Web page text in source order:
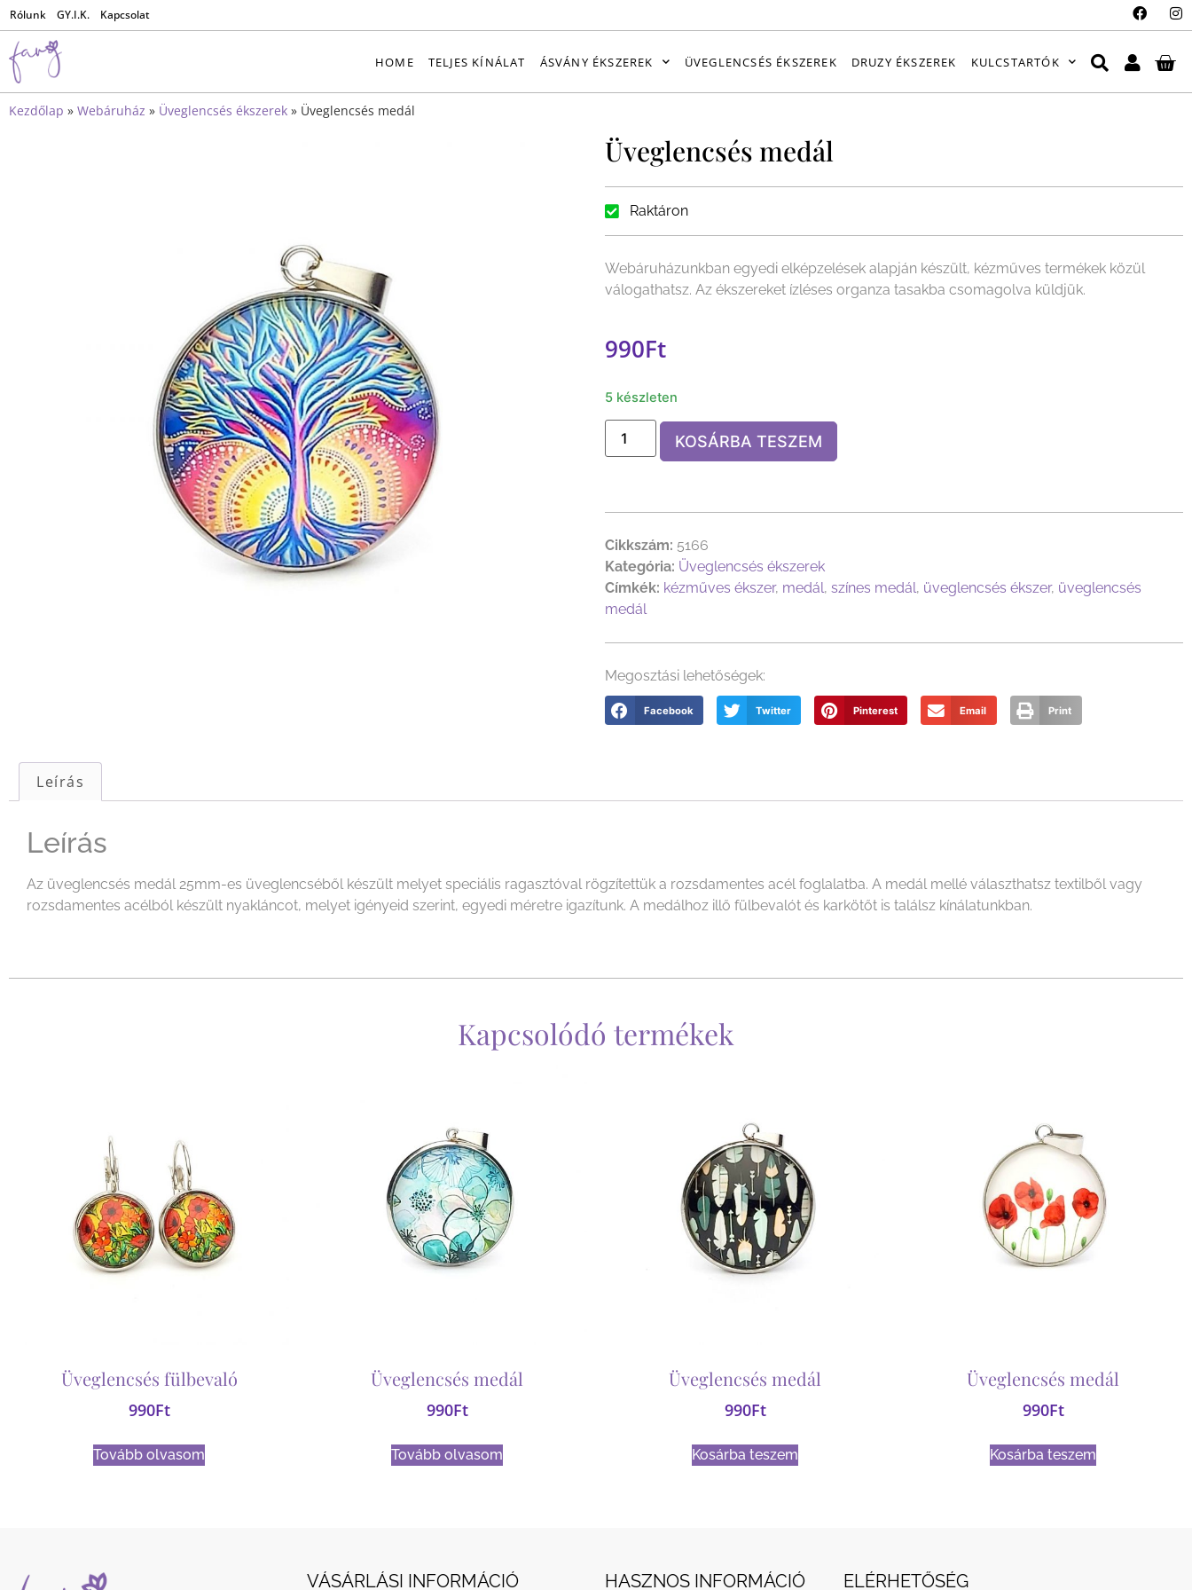
Rólunk GY.I.K. Kapcsolat
HOME TELJES KÍNÁLAT ÁSVÁNY ÉKSZEREK ÜVEGLENCSÉS ÉKSZEREK DRUZY ÉKSZEREK KULCSTARTÓK
Kezdőlap » Webáruház » Üveglencsés ékszerek » Üveglencsés medál
Üveglencsés medál
Raktáron
Webáruházunkban egyedi elképzelések alapján készült, kézműves termékek közül
válogathatsz. Az ékszereket ízléses organza tasakba csomagolva küldjük.
990Ft
5 készleten
KOSÁRBA TESZEM
Cikkszám: 5166
Kategória: Üveglencsés ékszerek
Címkék: kézműves ékszer, medál, színes medál, üveglencsés ékszer, üveglencsés
medál
Megosztási lehetőségek:
Facebook Twitter Pinterest Email Print
Leírás
Leírás
Az üveglencsés medál 25mm-es üveglencséből készült melyet speciális ragasztóval rögzítettük a rozsdamentes acél foglalatba. A medál mellé választhatsz textilből vagy
rozsdamentes acélból készült nyakláncot, melyet igényeid szerint, egyedi méretre igazítunk. A medálhoz illő fülbevalót és karkötőt is találsz kínálatunkban.
Kapcsolódó termékek
Üveglencsés fülbevaló
990Ft
Tovább olvasom
Üveglencsés medál
990Ft
Tovább olvasom
Üveglencsés medál
990Ft
Kosárba teszem
Üveglencsés medál
990Ft
Kosárba teszem
VÁSÁRLÁSI INFORMÁCIÓ HASZNOS INFORMÁCIÓ ELÉRHETŐSÉG